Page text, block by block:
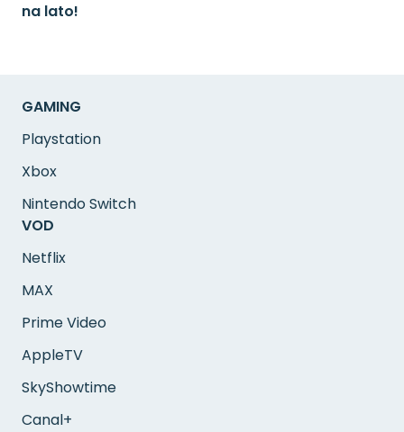
na lato!
GAMING
Playstation
Xbox
Nintendo Switch
VOD
Netflix
MAX
Prime Video
AppleTV
SkyShowtime
Canal+